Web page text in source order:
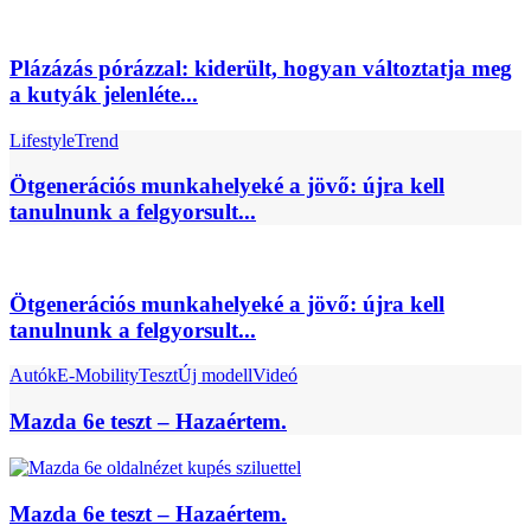
Plázázás pórázzal: kiderült, hogyan változtatja meg
a kutyák jelenléte...
LifestyleTrend
Ötgenerációs munkahelyeké a jövő: újra kell
tanulnunk a felgyorsult...
Ötgenerációs munkahelyeké a jövő: újra kell
tanulnunk a felgyorsult...
AutókE-MobilityTesztÚj modellVideó
Mazda 6e teszt – Hazaértem.
Mazda 6e teszt – Hazaértem.